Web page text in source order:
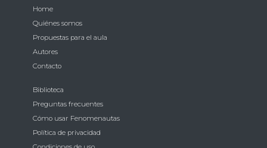
Home
Quiénes somos
Propuestas para el aula
Autores
Contacto
Biblioteca
Preguntas frecuentes
Cómo usar Fenomenautas
Política de privacidad